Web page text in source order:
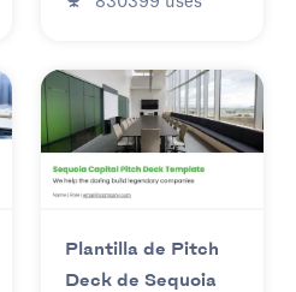
Plantilla de Pitch
Deck de Sequoia